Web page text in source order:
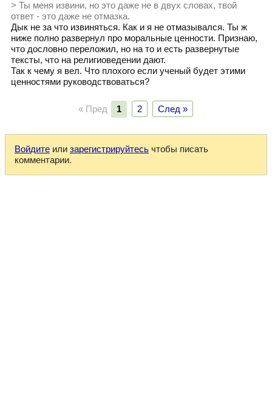
> Ты меня извини, но это даже не в двух словах, твой
ответ - это даже не отмазка.
Дык не за что извиняться. Как и я не отмазывался. Ты ж
ниже полно развернул про моральные ценности. Признаю,
что дословно переложил, но на то и есть развернутые
тексты, что на религиоведении дают.
Так к чему я вел. Что плохого если ученый будет этими
ценностями руководствоваться?
« Пред 1 2 След »
Войдите или зарегистрируйтесь чтобы писать
комментарии.